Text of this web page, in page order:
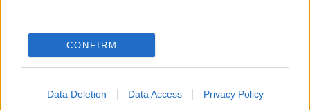
CONFIRM
Data Deletion Data Access Privacy Policy
Εκτέλεση:Χτυπάτε στο blender όλα
τα υλικά εκτός από την μπανάνα, τις
φράουλες και τους ηλιόσπορους. Με τα